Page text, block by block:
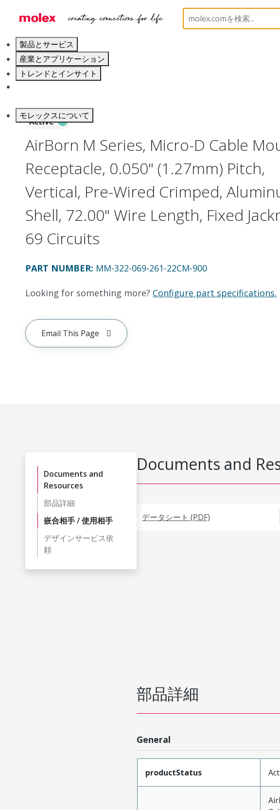
製品とサービス
産業とアプリケーション
トレンドとインサイト
モレックスについて
Micro-D, Metal, Cable
Active
AirBorn M Series, Micro-D Cable
Receptacle, 0.050" (1.27mm) Pitch,
Vertical, Pre-Wired Crimped,
Shell, 72.00" Wire Length, Fixed
69 Circuits
PART NUMBER: MM-322-069-261-22CM-900
Looking for something more? Configure part specifications.
Email This Page
Documents and
Resources
部品詳細
嵌合相手 / 使用相手
デザインサービス依
頼
Documents and
データシート (PDF)
部品詳細
General
productStatus